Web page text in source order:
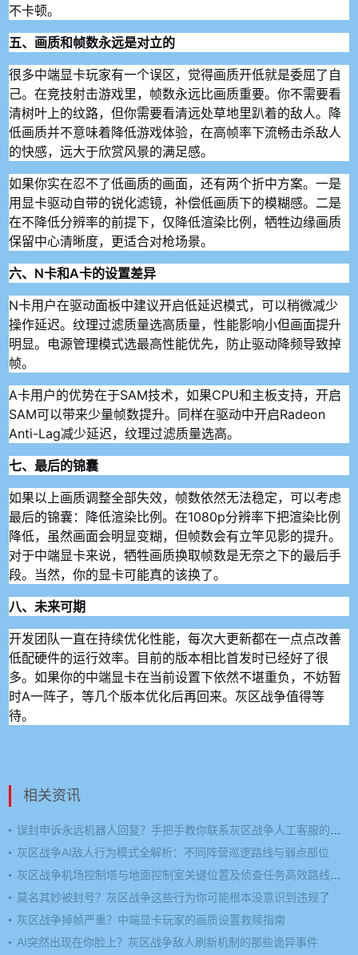
不卡顿。
五、画质和帧数永远是对立的
很多中端显卡玩家有一个误区，觉得画质开低就是委屈了自
己。在竞技射击游戏里，帧数永远比画质重要。你不需要看
清树叶上的纹路，但你需要看清远处草地里趴着的敌人。降
低画质并不意味着降低游戏体验，在高帧率下流畅击杀敌人
的快感，远大于欣赏风景的满足感。
如果你实在忍不了低画质的画面，还有两个折中方案。一是
用显卡驱动自带的锐化滤镜，补偿低画质下的模糊感。二是
在不降低分辨率的前提下，仅降低渲染比例，牺牲边缘画质
保留中心清晰度，更适合对枪场景。
六、N卡和A卡的设置差异
N卡用户在驱动面板中建议开启低延迟模式，可以稍微减少
操作延迟。纹理过滤质量选高质量，性能影响小但画面提升
明显。电源管理模式选最高性能优先，防止驱动降频导致掉
帧。
A卡用户的优势在于SAM技术，如果CPU和主板支持，开启
SAM可以带来少量帧数提升。同样在驱动中开启Radeon
Anti-Lag减少延迟，纹理过滤质量选高。
七、最后的锦囊
如果以上画质调整全部失效，帧数依然无法稳定，可以考虑
最后的锦囊：降低渲染比例。在1080p分辨率下把渲染比例
降低，虽然画面会明显变糊，但帧数会有立竿见影的提升。
对于中端显卡来说，牺牲画质换取帧数是无奈之下的最后手
段。当然，你的显卡可能真的该换了。
八、未来可期
开发团队一直在持续优化性能，每次大更新都在一点点改善
低配硬件的运行效率。目前的版本相比首发时已经好了很
多。如果你的中端显卡在当前设置下依然不堪重负，不妨暂
时A一阵子，等几个版本优化后再回来。灰区战争值得等
待。
相关资讯
灰区战争AI敌人行为模式全解析：不同阵营巡逻路线与弱点部位
莫名其妙被封号？灰区战争这些行为你可能根本没意识到违规了
灰区战争掉帧严重？中端显卡玩家的画质设置救赎指南
AI突然出现在你脸上？灰区战争敌人刷新机制的那些诡异事件